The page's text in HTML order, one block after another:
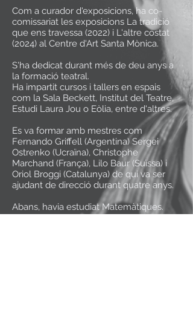
Com a curador d'exposicions, ha co-
comissariat les exposicions La tradició
que ens travessa (2022) i L'altre costat
(2024) al Centre d'Art Santa Mònica.
S'ha dedicat durant més de deu anys a
la formació teatral.
Ha impartit cursos i tallers en espais
com la Sala Beckett, Institut del Teatre,
Estudi Laura Jou o Eòlia, entre d'altres.
Es va formar amb mestres com
Fernando Griffell (Argentina) Sergei
Ostrenko (Ucraïna), Christophe
Marchand (França), Lilo Baur (Suïssa) i
Oriol Broggi (Catalunya) de qui va ser
ajudant de direcció durant quatre anys.
Abans, havia estudiat Matemàtiques.